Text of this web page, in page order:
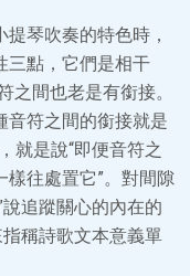
琴吹奏的特色時，
三點，它們是相干
之間也老是有銜接。
音符之間的銜接就是
就是說“即便音符之
往處置它”。對間隙
追蹤關心的內在的
稱詩歌文本意義單